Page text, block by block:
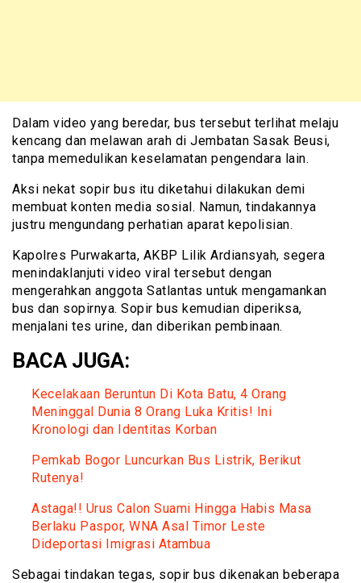
Dalam video yang beredar, bus tersebut terlihat melaju
kencang dan melawan arah di Jembatan Sasak Beusi,
tanpa memedulikan keselamatan pengendara lain.
Aksi nekat sopir bus itu diketahui dilakukan demi
membuat konten media sosial. Namun, tindakannya
justru mengundang perhatian aparat kepolisian.
Kapolres Purwakarta, AKBP Lilik Ardiansyah, segera
menindaklanjuti video viral tersebut dengan
mengerahkan anggota Satlantas untuk mengamankan
bus dan sopirnya. Sopir bus kemudian diperiksa,
menjalani tes urine, dan diberikan pembinaan.
BACA JUGA:
Kecelakaan Beruntun Di Kota Batu, 4 Orang
Meninggal Dunia 8 Orang Luka Kritis! Ini
Kronologi dan Identitas Korban
Pemkab Bogor Luncurkan Bus Listrik, Berikut
Rutenya!
Astaga!! Urus Calon Suami Hingga Habis Masa
Berlaku Paspor, WNA Asal Timor Leste
Dideportasi Imigrasi Atambua
Sebagai tindakan tegas, sopir bus dikenakan beberapa